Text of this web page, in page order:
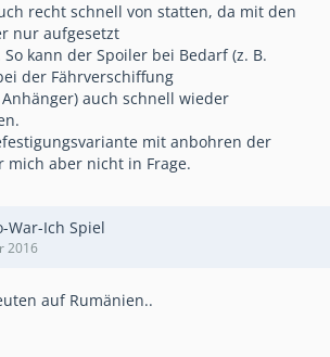
recht schnell von statten, da mit den
nur aufgesetzt
kann der Spoiler bei Bedarf (z. B.
der Fährverschiffung
auch schnell wieder
mit anbohren der
mich aber nicht in Frage.
War-Ich Spiel
2016
auf Rumänien..